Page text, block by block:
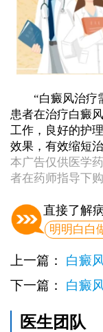
“白癜风治疗需
患者在治疗白癜
工作，良好的护
效果，有效缩短治
本广告仅供医学
者在药师指导下
直接了解
明明白白
上一篇： 白癜
下一篇： 白癜
医生团队